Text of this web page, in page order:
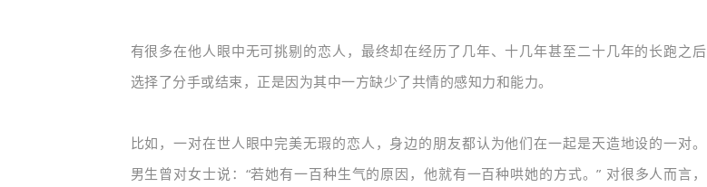
有很多在他人眼中无可挑剔的恋人，最终却在经历了几年、十几年甚至二十几年的长跑之后
选择了分手或结束，正是因为其中一方缺少了共情的感知力和能力。
比如，一对在世人眼中完美无瑕的恋人，身边的朋友都认为他们在一起是天造地设的一对。
男生曾对女士说：“若她有一百种生气的原因，他就有一百种哄她的方式。” 对很多人而言，